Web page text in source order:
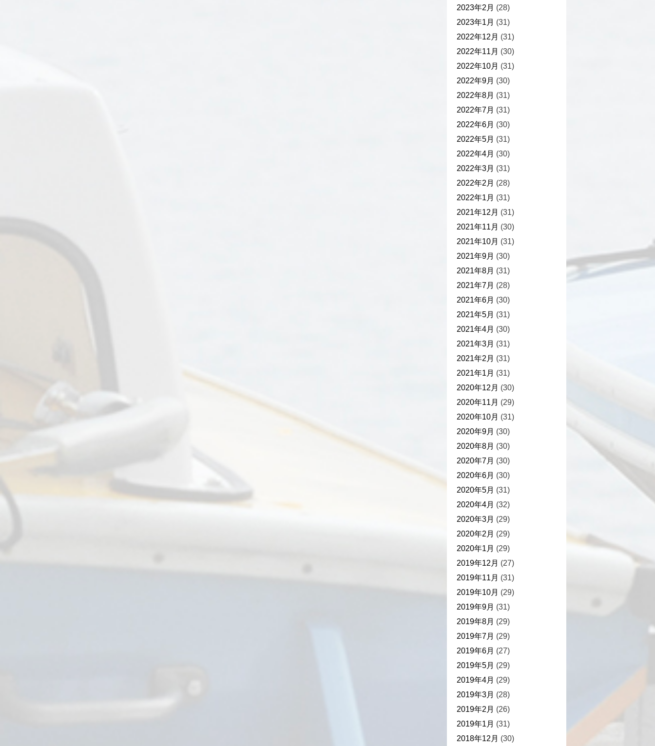
2023年2月 (28)
2023年1月 (31)
2022年12月 (31)
2022年11月 (30)
2022年10月 (31)
2022年9月 (30)
2022年8月 (31)
2022年7月 (31)
2022年6月 (30)
2022年5月 (31)
2022年4月 (30)
2022年3月 (31)
2022年2月 (28)
2022年1月 (31)
2021年12月 (31)
2021年11月 (30)
2021年10月 (31)
2021年9月 (30)
2021年8月 (31)
2021年7月 (28)
2021年6月 (30)
2021年5月 (31)
2021年4月 (30)
2021年3月 (31)
2021年2月 (31)
2021年1月 (31)
2020年12月 (30)
2020年11月 (29)
2020年10月 (31)
2020年9月 (30)
2020年8月 (30)
2020年7月 (30)
2020年6月 (30)
2020年5月 (31)
2020年4月 (32)
2020年3月 (29)
2020年2月 (29)
2020年1月 (29)
2019年12月 (27)
2019年11月 (31)
2019年10月 (29)
2019年9月 (31)
2019年8月 (29)
2019年7月 (29)
2019年6月 (27)
2019年5月 (29)
2019年4月 (29)
2019年3月 (28)
2019年2月 (26)
2019年1月 (31)
2018年12月 (30)